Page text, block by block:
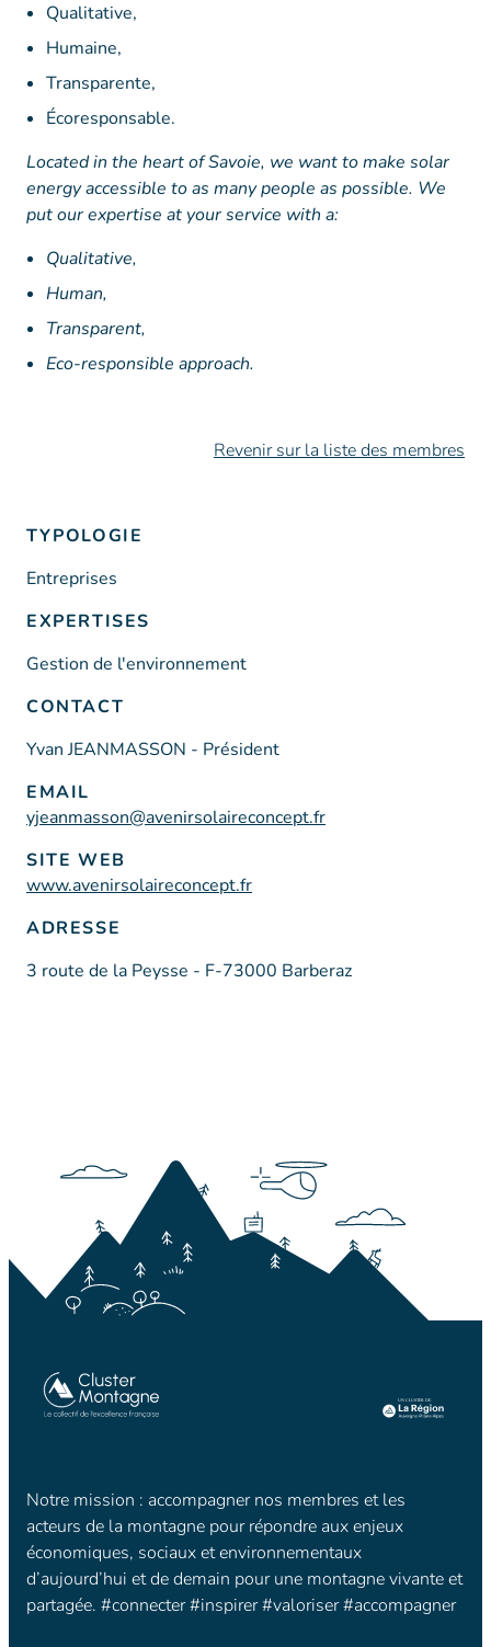
TYPOLOGIE
Entreprises
EXPERTISES
Gestion de l'environnement
CONTACT
Yvan JEANMASSON - Président
EMAIL
yjeanmasson@avenirsolaireconcept.fr
SITE WEB
www.avenirsolaireconcept.fr
ADRESSE
3 route de la Peysse - F-73000 Barberaz
Qualitative,
Humaine,
Transparente,
Écoresponsable.
Located in the heart of Savoie, we want to make solar
energy accessible to as many people as possible. We
put our expertise at your service with a:
Qualitative,
Human,
Transparent,
Eco-responsible approach.
Revenir sur la liste des membres
Notre mission : accompagner nos membres et les
acteurs de la montagne pour répondre aux enjeux
économiques, sociaux et environnementaux
d’aujourd’hui et de demain pour une montagne vivante et
partagée. #connecter #inspirer #valoriser #accompagner